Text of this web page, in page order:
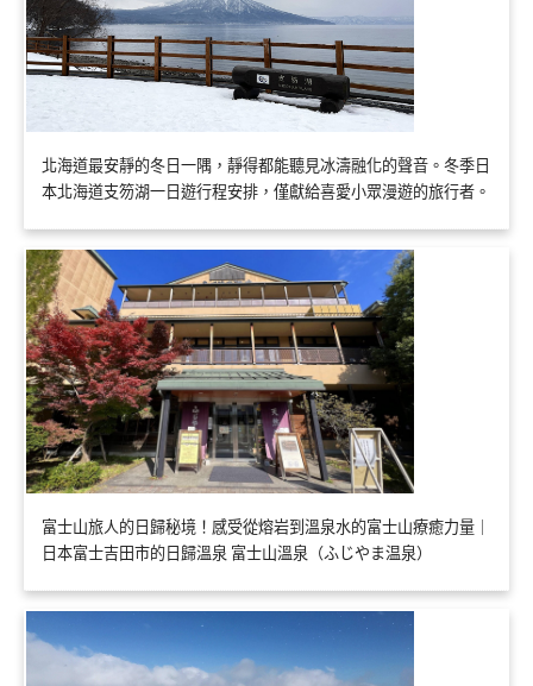
北海道最安靜的冬日一隅，靜得都能聽見冰濤融化的聲音。冬季日
本北海道支笏湖一日遊行程安排，僅獻給喜愛小眾漫遊的旅行者。
富士山旅人的日歸秘境！感受從熔岩到溫泉水的富士山療癒力量｜
日本富士吉田市的日歸溫泉 富士山溫泉（ふじやま温泉）